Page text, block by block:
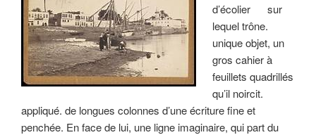
d’écolier sur
lequel trône.
unique objet, un
gros cahier à
feuillets quadrillés
qu’il noircit.
appliqué. de longues colonnes d’une écriture fine et
penchée. En face de lui, une ligne imaginaire, qui part du